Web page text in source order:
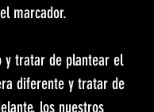
marcador.
y tratar de plantear el
diferente y tratar de
los nuestros